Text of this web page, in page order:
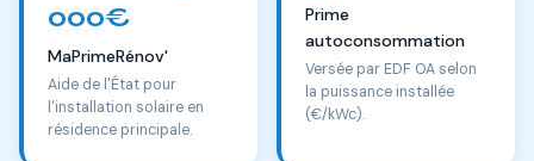
000€
MaPrimeRénov'
Aide de l'État pour
l'installation solaire en
résidence principale.
Prime
autoconsommation
Versée par EDF OA selon
la puissance installée
(€/kWc).